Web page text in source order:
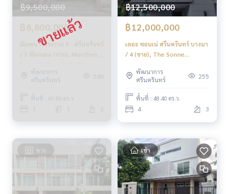
฿9,500,000
฿8,800,000
มัณฑนา พระราม 9 - ศรีนครินทร์
/ 3 ห้องนอน (ขาย), Manthana
Rama 9 - Srinakarin / 3
Bedrooms (SALE) JANG272
พัฒนาการ
ศรีนครินทร์
548
พื้นที่ : 60.80 ตร.ว.
฿12,500,000
฿12,000,000
เดอะ ซอนเน่ ศรีนครินทร์ บางนา
/ 4 (ขาย), The Sonne
Bedrooms (FOR SALE)
YOK079
พัฒนาการ
ศรีนครินทร์
255
พื้นที่ : 48.40 ตร.ว.
4 3
ขาย เช่า